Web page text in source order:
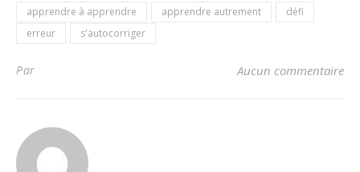
apprendre à apprendre apprendre autrement
défi
erreur
s'autocorriger
Par Aucun commentaire